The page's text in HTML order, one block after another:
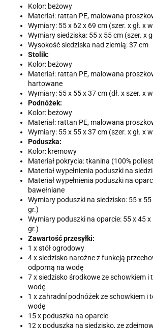
Kolor: beżowy
Materiał: rattan PE, malowana
Wymiary: 55 x 62 x 69 cm (szer. x gł. x
Wymiary siedziska: 55 x 55 cm (szer. x
Wysokość siedziska nad ziemią: 37 cm
Stolik:
Kolor: beżowy
Materiał: rattan PE, malowana
hartowane
Wymiary: 55 x 55 x 37 cm (dł. x szer. x
Podnóżek:
Kolor: beżowy
Materiał: rattan PE, malowana
Wymiary: 55 x 55 x 37 cm (szer. x gł. x
Poduszka:
Kolor: kremowy
Materiał pokrycia: tkanina (100%
Materiał wypełnienia poduszki na
Materiał wypełnienia poduszki na
bawełniane
Wymiary poduszki na siedzisko: 55 x 55
gr.)
Wymiary poduszki na oparcie: 55 x 45 x
gr.)
Zawartość przesyłki:
1 x stół ogrodowy
4 x siedzisko narożne z funkcją
odporną na wodę
7 x siedzisko środkowe ze schowkiem i
wodę
1 x zahradní podnóżek ze schowkiem i
wodę
15 x poduszka na oparcie
12 x poduszka na siedzisko, ze